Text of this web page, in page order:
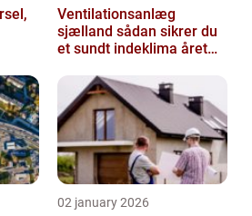
Ventilationsanlæg
sjælland sådan sikrer du
et sundt indeklima året
02 january 2026